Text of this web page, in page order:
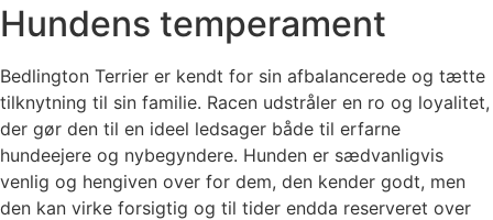
Hundens temperament
Bedlington Terrier er kendt for sin afbalancerede og tætte
tilknytning til sin familie. Racen udstråler en ro og loyalitet,
der gør den til en ideel ledsager både til erfarne
hundeejere og nybegyndere. Hunden er sædvanligvis
venlig og hengiven over for dem, den kender godt, men
den kan virke forsigtig og til tider endda reserveret over